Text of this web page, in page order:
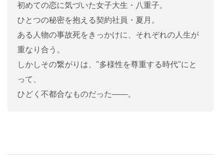
初めての恋に気づいた女子大生・八重子。
ひとつの秘密を抱える契約社員・夏月。
ある人物の事故死をきっかけに、それぞれの人生が
重なり合う。
しかしその繋がりは、"多様性を尊重する時代"にと
って、
ひどく不都合なものだった――。